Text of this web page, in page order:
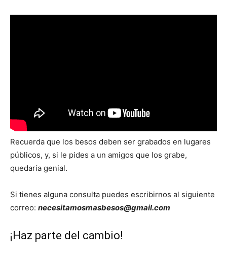
Recuerda que los besos deben ser grabados en lugares
públicos, y, si le pides a un amigos que los grabe,
quedaría genial.
Si tienes alguna consulta puedes escribirnos al siguiente
correo: necesitamosmasbesos@gmail.com
¡Haz parte del cambio!